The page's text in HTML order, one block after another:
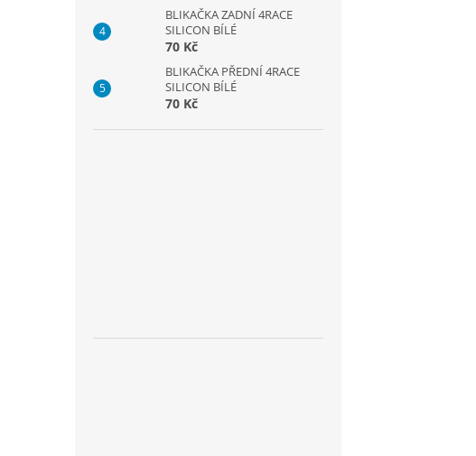
BLIKAČKA ZADNÍ 4RACE
SILICON BÍLÉ
70 Kč
BLIKAČKA PŘEDNÍ 4RACE
SILICON BÍLÉ
70 Kč